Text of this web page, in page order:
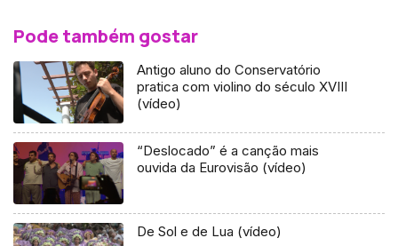
Pode também gostar
Antigo aluno do Conservatório
pratica com violino do século XVIII
(vídeo)
“Deslocado” é a canção mais
ouvida da Eurovisão (vídeo)
De Sol e de Lua (vídeo)